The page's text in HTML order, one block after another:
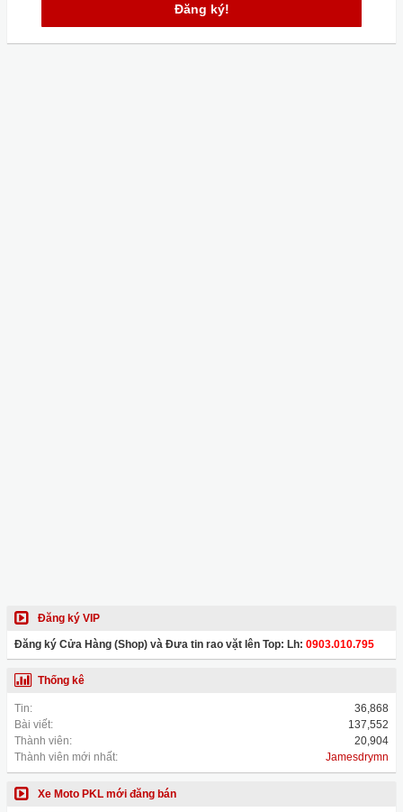
Đăng ký!
Đăng ký VIP
Đăng ký Cửa Hàng (Shop) và Đưa tin rao vặt lên Top: Lh: 0903.010.795
Thống kê
Tin:
36,868
Bài viết:
137,552
Thành viên:
20,904
Thành viên mới nhất:
Jamesdrymn
Xe Moto PKL mới đăng bán